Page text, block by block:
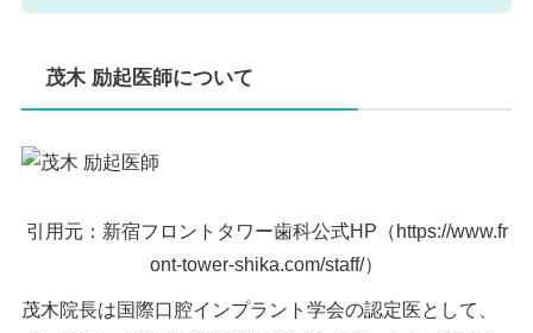
茂木 励起医師について
引用元：新宿フロントタワー歯科公式HP（https://www.fr
ont-tower-shika.com/staff/）
茂木院長は国際口腔インプラント学会の認定医として、